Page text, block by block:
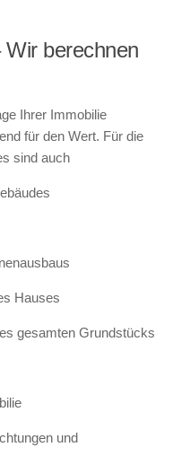
berechnen
Ihrer Immobilie
für den Wert. Für die
sind auch
Hauses
gesamten Grundstücks
und